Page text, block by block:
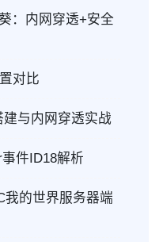
：内网穿透+安全
对比
与内网穿透实战
件ID18解析
我的世界服务器端